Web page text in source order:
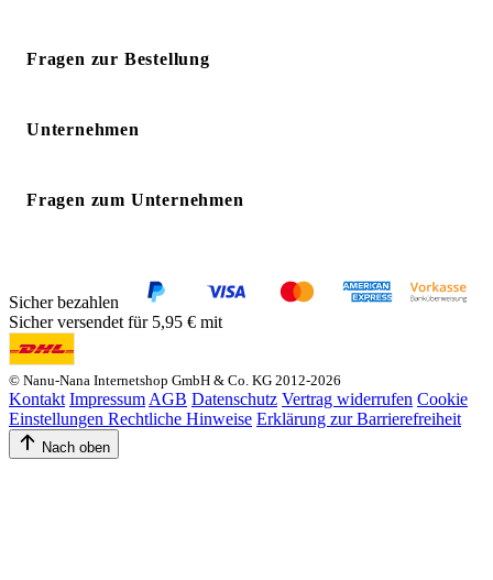
Fragen zur Bestellung
Unternehmen
Fragen zum Unternehmen
Sicher bezahlen
Sicher versendet für 5,95 € mit
© Nanu-Nana Internetshop GmbH & Co. KG 2012-2026
Kontakt Impressum AGB Datenschutz Vertrag widerrufen Cookie
Einstellungen Rechtliche Hinweise Erklärung zur Barrierefreiheit
Nach oben